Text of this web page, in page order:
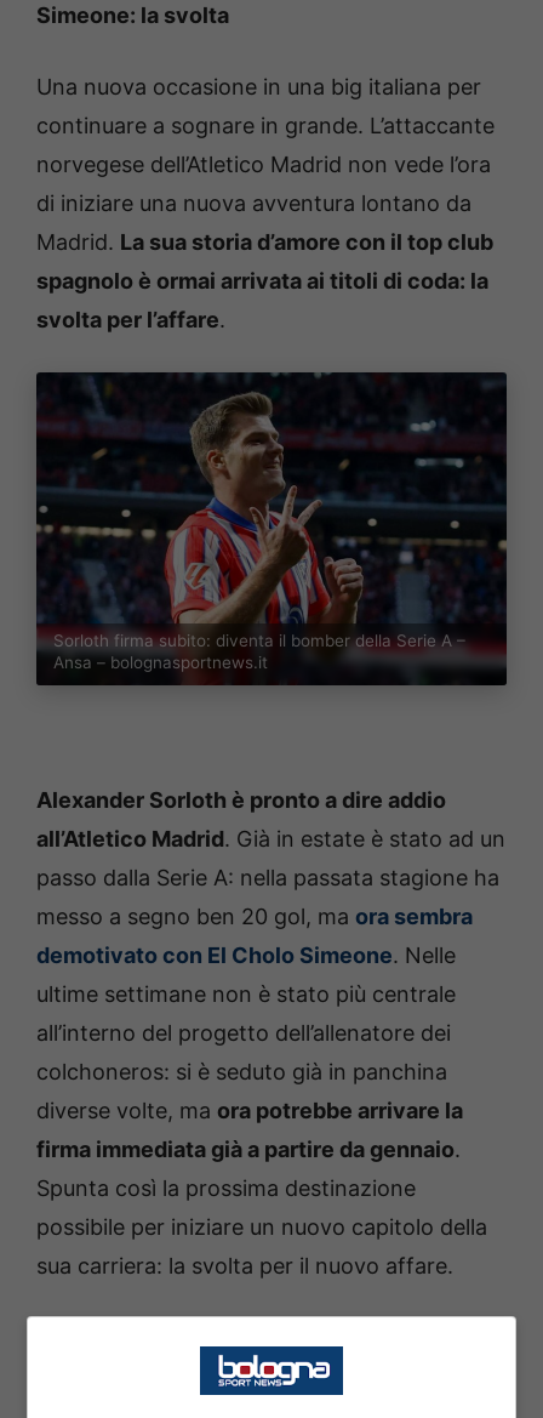
Simeone: la svolta
Una nuova occasione in una big italiana per
continuare a sognare in grande. L’attaccante
norvegese dell’Atletico Madrid non vede l’ora
di iniziare una nuova avventura lontano da
Madrid. La sua storia d’amore con il top club
spagnolo è ormai arrivata ai titoli di coda: la
svolta per l’affare.
Sorloth firma subito: diventa il bomber della Serie A –
Ansa – bolognasportnews.it
Alexander Sorloth è pronto a dire addio
all’Atletico Madrid. Già in estate è stato ad un
passo dalla Serie A: nella passata stagione ha
messo a segno ben 20 gol, ma ora sembra
demotivato con El Cholo Simeone. Nelle
ultime settimane non è stato più centrale
all’interno del progetto dell’allenatore dei
colchoneros: si è seduto già in panchina
diverse volte, ma ora potrebbe arrivare la
firma immediata già a partire da gennaio.
Spunta così la prossima destinazione
possibile per iniziare un nuovo capitolo della
sua carriera: la svolta per il nuovo affare.
Calciomercato, nuova
occasione per Sorloth: spunta